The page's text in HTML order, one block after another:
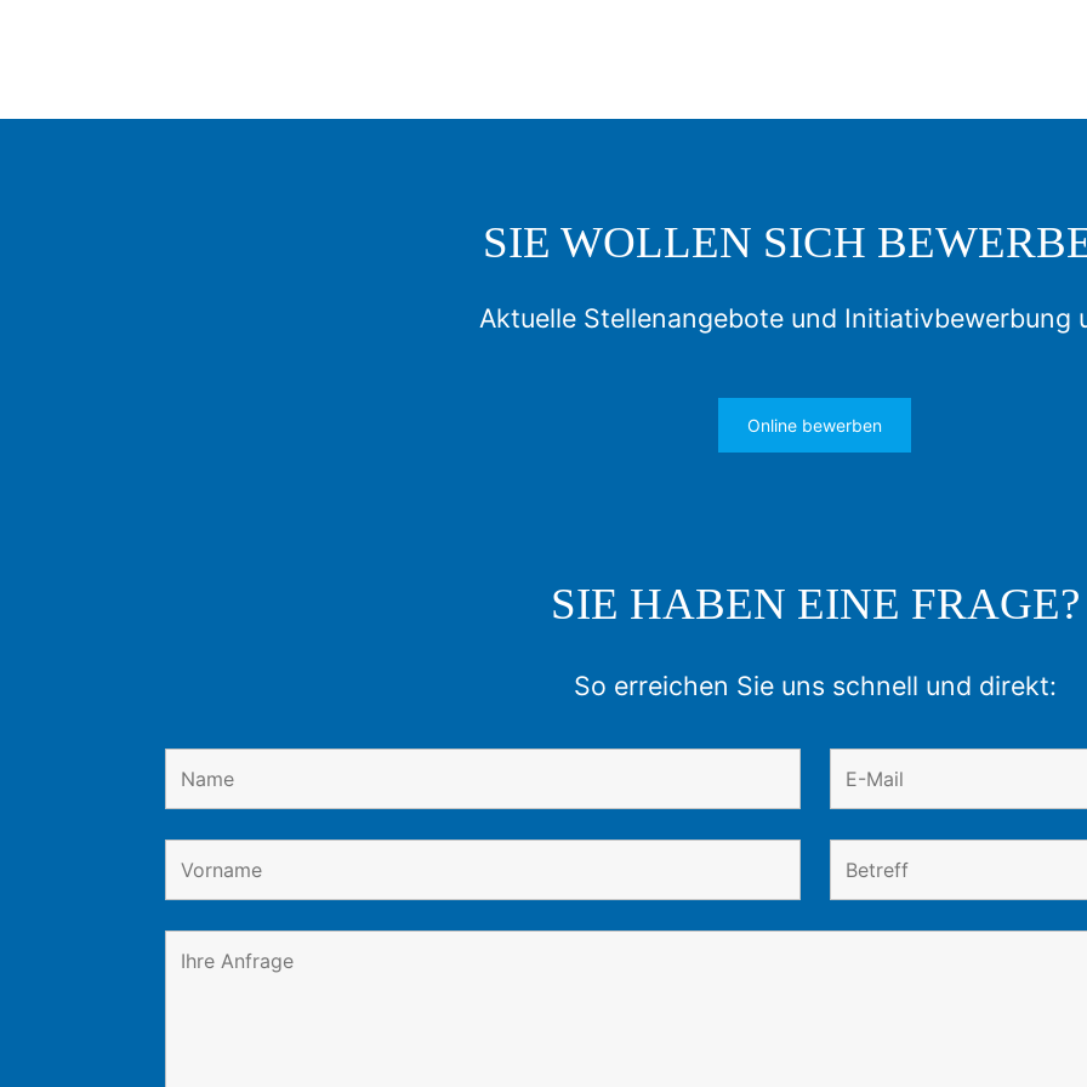
SIE WOLLEN SICH
Aktuelle Stellenangebote und Initiativbewerbung
Online bewerben
SIE HABEN EINE FRAGE?
So erreichen Sie uns schnell und direkt: